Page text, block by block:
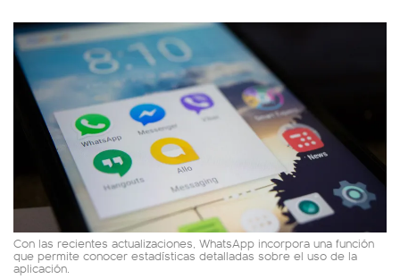
Con las recientes actualizaciones, WhatsApp incorpora una función
que permite conocer estadísticas detalladas sobre el uso de la
aplicación.